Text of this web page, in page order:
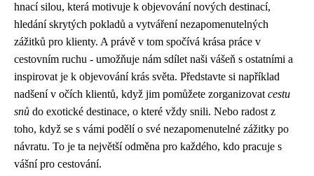
hnací silou, která motivuje k objevování nových destinací,
hledání skrytých pokladů a vytváření nezapomenutelných
zážitků pro klienty. A právě v tom spočívá krása práce v
cestovním ruchu - umožňuje nám sdílet naši vášeň s ostatními a
inspirovat je k objevování krás světa. Představte si například
nadšení v očích klientů, když jim pomůžete zorganizovat cestu
snů do exotické destinace, o které vždy snili. Nebo radost z
toho, když se s vámi podělí o své nezapomenutelné zážitky po
návratu. To je ta největší odměna pro každého, kdo pracuje s
vášní pro cestování.